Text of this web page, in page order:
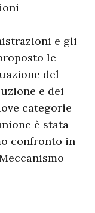
e gli
le
del
e dei
categorie
è stata
confronto in